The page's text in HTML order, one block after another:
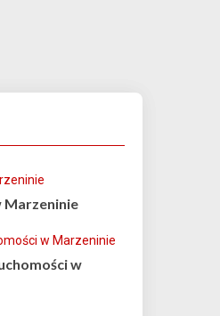
Marzeninie
w